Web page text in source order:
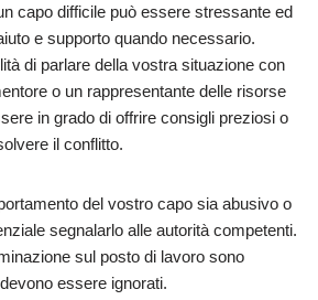
capo difficile può essere stressante ed
e supporto quando necessario.
di parlare della vostra situazione con
o un rappresentante delle risorse
in grado di offrire consigli preziosi o
il conflitto.
del vostro capo sia abusivo o
segnalarlo alle autorità competenti.
sul posto di lavoro sono
essere ignorati.